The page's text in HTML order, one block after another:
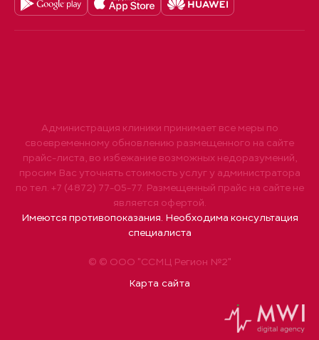
© © ООО "ССМЦ Регион №2"
Карта сайта
Администрация клиники принимает все меры по
своевременному обновлению размещенного на сайте
прайс-листа, во избежание возможных недоразумений,
просим Вас уточнять стоимость услуг у администратора
по тел. +7 (4872) 77-05-77. Размещенный прайс на сайте не
является офертой.
Имеются противопоказания. Необходима консультация
специалиста